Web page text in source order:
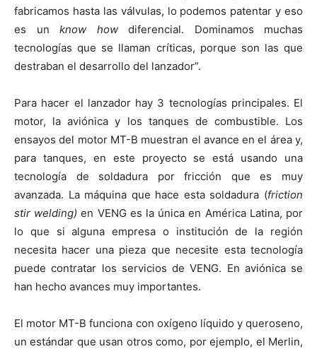
fabricamos hasta las válvulas, lo podemos patentar y eso
es un know howdiferencial. Dominamos muchas
tecnologías que se llaman críticas, porque son las que
destraban el desarrollo del lanzador”.
Para hacer el lanzador hay 3 tecnologías principales. El
motor, la aviónica y los tanques de combustible. Los
ensayos del motor MT-B muestran el avance en el área y,
para tanques, en este proyecto se está usando una
tecnología de soldadura por fricción que es muy
avanzada. La máquina que hace esta soldadura (friction
stir welding) en VENG es la única en América Latina, por
lo que si alguna empresa o institución de la región
necesita hacer una pieza que necesite esta tecnología
puede contratar los servicios de VENG. En aviónica se
han hecho avances muy importantes.
El motor MT-B funciona con oxígeno líquido y queroseno,
un estándar que usan otros como, por ejemplo, el Merlin,